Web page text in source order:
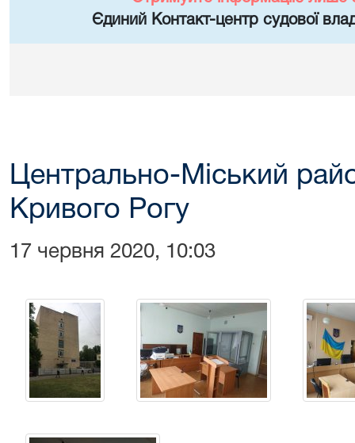
Єдиний Контакт-центр судової
Центрально-Міський
Кривого Рогу
17 червня 2020, 10:03